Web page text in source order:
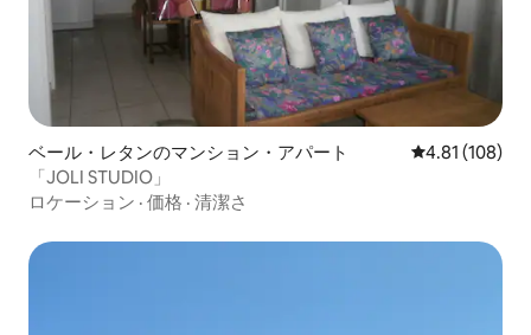
ベール・レタンのマンション・アパート レビュー108
4.81 (108)
「JOLI STUDIO」
ロケーション · 価格 · 清潔さ